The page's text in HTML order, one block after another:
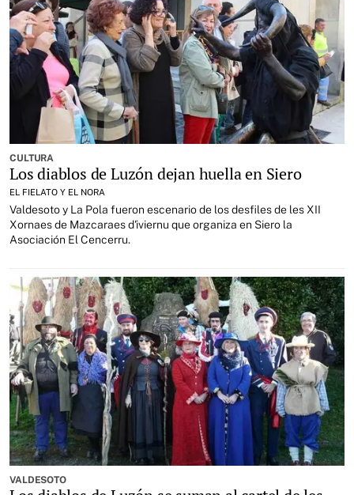
CULTURA
Los diablos de Luzón dejan huella en Siero
EL FIELATO Y EL NORA
Valdesoto y La Pola fueron escenario de los desfiles de les XII
Xornaes de Mazcaraes d'iviernu que organiza en Siero la
Asociación El Cencerru.
VALDESOTO